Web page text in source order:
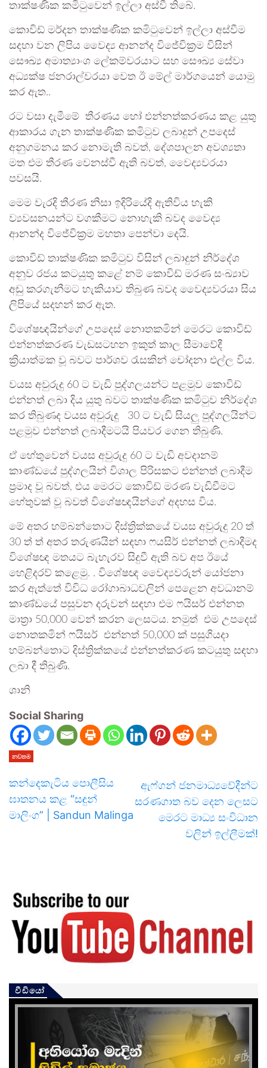
තාක්ෂණික කමිටුවෙන් ඉල්ලා අස්වී තිබේ.
කොවිඩ් මර්දන තාක්ෂණික කමිටුවෙන් ඉල්ලා අස්වීම
සදහා වන ලිපිය වෛද්‍ය ආනන්ද විජේවික‍්‍රම විසින්
සෞඛ්‍ය අමාත්‍යාංශ ලේකම්වරයාට සහ සෞඛ්‍ය සේවා
අධ්‍යක්ෂ ජනරාල්වරයා වෙත ඊ මේල් මාර්ගයෙන් යොමු
කර ඇත..
රට වසා දැමීමේ තීරණය හෝ එන්නත්කරණය කළ යුතු
ආකාරය ගැන තාක්ෂණික කමිටුව ලබාදුන් උපදෙස්
අනුගමනය කර නොමැති බවත්, දේශපාලන අවශ්‍යතා
මත එම තීරණ වෙනස්වී ඇති බවත්, වෛද්‍යවරයා
පවසයි.
මෙම වැරදි තීරණ නිසා ඉදිරියේදි ඇතිවිය හැකි
ව්‍යවසනයන්ට වගකීමට නොහැකි බවද වෛද්‍ය
ආනන්ද විජේවික‍්‍රම මහතා පෙන්වා දෙයි.
කොවිඩ් තාක්ෂණික කමිටුව විසින් ලබාදුන් නිර්දේශ
අනුව රජය කටයුතු කළේ නම් කොවිඩ් මරණ සංඛ්‍යාව
අඩු කරගැනීමට හැකියාව තිබුණ බවද වෛද්‍යවරයා සිය
ලිපියේ සදහන් කර ඇත.
විශේෂඥයින්ගේ උපදෙස් නොතකමින් මෙරට කොවිඩ්
එන්නත්කරණ වැඩසටහන ඉකුත් කාල සීමාවේදී
ක්‍රියාත්මක වූ බවට පාර්ශව රැසකින් චෝදනා එල්ල විය.
වයස අවුරුදු 60 ට වැඩි පුද්ගලයන්ට පළමුව කොවිඩ්
එන්නත් ලබා දිය යුතු බවට තාක්ෂණික කමිටුව නිර්දේශ
කර තිබුණද වයස අවුරුදු 30 ට වැඩි සියලු පුද්ගලයින්ට
පළමුව එන්නත් ලබාදීමටයි පියවර ගෙන තිබුණි.
ඒ හේතුවෙන් වයස අවුරුදු 60 ට වැඩි අවදානම්
කාණ්ඩයේ පුද්ගලයින් විශාල පිරිසකට එන්නත් ලබාදීම
ප්‍රමාද වූ බවත්, එය මෙරට කොවිඩ් මරණ වැඩිවීමට
හේතුවක් වූ බවත් විශේෂඥයින්ගේ අදහස විය.
මේ අතර හම්බන්තොට දිස්ත්‍රික්කයේ වයස අවුරුදු 20 ත්
30 ත් ත් අතර තරුණයින් සඳහා ෆයසිර් එන්නත් ලබාදීමද
විශේෂඥ මතයට බැහැරව සිදුවී ඇති බව අප ඊයේ
හෙළිදරව් කළෙමු. . විශේෂඥ වෛද්‍යවරුන් යෝජනා
කර ඇත්තේ විවිධ රෝගාබාධවලින් පෙළෙන අවධානම්
කාණ්ඩයේ පසුවන දරුවන් සඳහා එම ෆයිසර් එන්නත
මාත්‍රා 50,000 වෙන් කරන ලෙසටය. නමුත් එම උපදෙස්
නොතකමින් ෆයිසර් එන්නත් 50,000 ක් පසුගියදා
හම්බන්තොට දිස්ත්‍රික්කයේ එන්නත්කරණ කටයුතු සඳහා
ලබා දී තිබුණි.
ශානි
Social Sharing
නවතම
කන්දෙකැටිය පොලීසිය
ඝාතනය කළ “සඳුන්
මාලිංග” | Sandun Malinga
ඇෆ්ගන් ජනමාධ්‍යවේදීන්ට
සරණගාත බව දෙන ලෙසට
මෙරට මාධ්‍ය සංවිධාන
වලින් ඉල්ලීමක්!
වීඩියෝ